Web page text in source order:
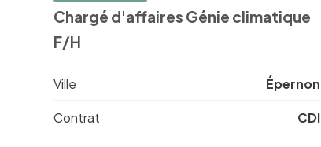
Chargé d'affaires Génie climatique
F/H
Ville Épernon
Contrat CDI